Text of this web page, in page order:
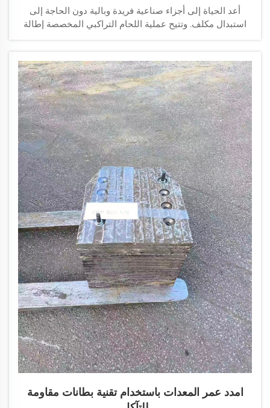
أعد الحياة إلى أجزاء صناعية فريدة وبالية دون الحاجة إلى
استبدال مكلف. وتتيح عملية اللحام التراكبي المخصصة إطالة
هندسية مصممة خصيصًا اليوم.
امدد عمر المعدات باستخدام تقنية بطانات مقاومة